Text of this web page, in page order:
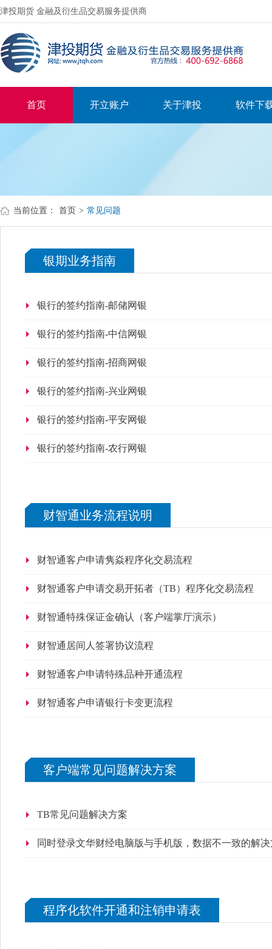
津投期货 金融及衍生品交易服务提供商
首页 开立账户 关于津投 软件下
当前位置： 首页 > 常见问题
银期业务指南
银行的签约指南-邮储网银
银行的签约指南-中信网银
银行的签约指南-招商网银
银行的签约指南-兴业网银
银行的签约指南-平安网银
银行的签约指南-农行网银
财智通业务流程说明
财智通客户申请隽焱程序化交易流程
财智通客户申请交易开拓者（TB）程序化交易流程
财智通特殊保证金确认（客户端掌厅演示）
财智通居间人签署协议流程
财智通客户申请特殊品种开通流程
财智通客户申请银行卡变更流程
客户端常见问题解决方案
TB常见问题解决方案
同时登录文华财经电脑版与手机版，数据不一致的解
程序化软件开通和注销申请表